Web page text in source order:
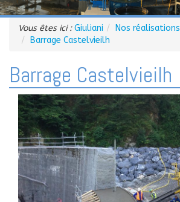
Vous êtes ici :Giuliani
Nos réalisations
Barrage Castelvieilh
Barrage Castelvieilh